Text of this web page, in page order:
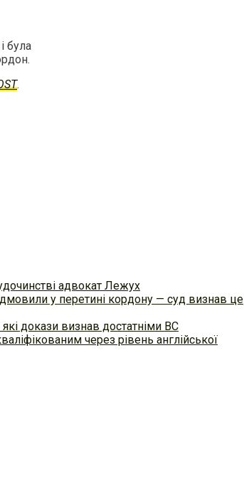
була
.
адвокат Лежух
у перетині кордону — суд визнав це
докази визнав достатніми ВС
через рівень англійської